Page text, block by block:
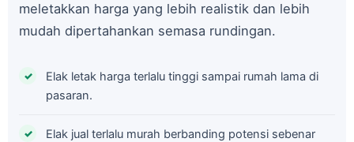
meletakkan harga yang lebih realistik dan lebih
mudah dipertahankan semasa rundingan.
Elak letak harga terlalu tinggi sampai rumah lama di
pasaran.
Elak jual terlalu murah berbanding potensi sebenar